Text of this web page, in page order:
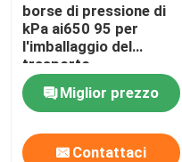
borse di pressione di
kPa ai650 95 per
l'imballaggio del
trasporto
dell'esemplare di
rischio biologico
Miglior prezzo
Contattaci